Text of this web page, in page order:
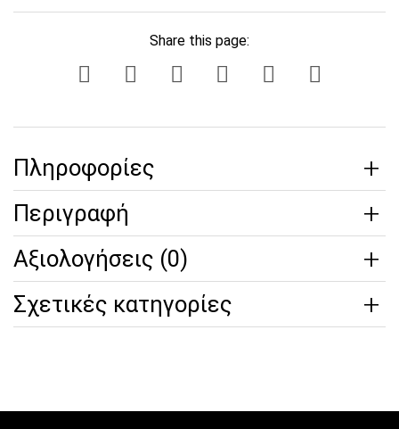
Share this page:
Πληροφορίες
Περιγραφή
Αξιολογήσεις (0)
Σχετικές κατηγορίες